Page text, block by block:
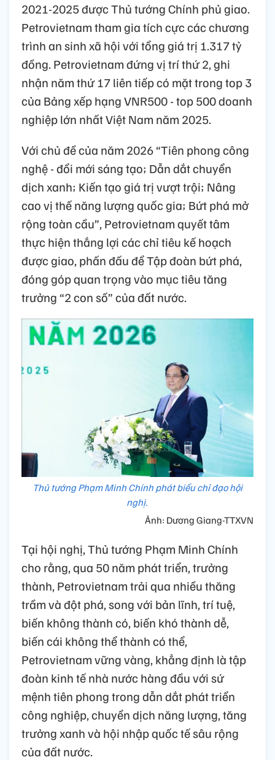
2021-2025 được Thủ tướng Chính phủ giao.
Petrovietnam tham gia tích cực các chương
trình an sinh xã hội với tổng giá trị 1.317 tỷ
đồng. Petrovietnam đứng vị trí thứ 2, ghi
nhận năm thứ 17 liên tiếp có mặt trong top 3
của Bảng xếp hạng VNR500 - top 500 doanh
nghiệp lớn nhất Việt Nam năm 2025.
Với chủ đề của năm 2026 “Tiên phong công
nghệ - đổi mới sáng tạo; Dẫn dắt chuyển
dịch xanh; Kiến tạo giá trị vượt trội; Nâng
cao vị thế năng lượng quốc gia; Bứt phá mở
rộng toàn cầu”, Petrovietnam quyết tâm
thực hiện thắng lợi các chỉ tiêu kế hoạch
được giao, phấn đấu để Tập đoàn bứt phá,
đóng góp quan trọng vào mục tiêu tăng
trưởng “2 con số” của đất nước.
Thủ tướng Phạm Minh Chính phát biểu chỉ đạo hội
nghị.
Ảnh: Dương Giang-TTXVN
Tại hội nghị, Thủ tướng Phạm Minh Chính
cho rằng, qua 50 năm phát triển, trưởng
thành, Petrovietnam trải qua nhiều thăng
trầm và đột phá, song với bản lĩnh, trí tuệ,
biến không thành có, biến khó thành dễ,
biến cái không thể thành có thể,
Petrovietnam vững vàng, khẳng định là tập
đoàn kinh tế nhà nước hàng đầu với sứ
mệnh tiên phong trong dẫn dắt phát triển
công nghiệp, chuyển dịch năng lượng, tăng
trưởng xanh và hội nhập quốc tế sâu rộng
của đất nước.